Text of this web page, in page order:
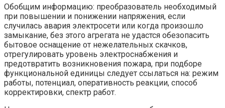
Обобщим информацию: преобразователь необходимый
при повышении и понижении напряжения, если
случилась авария электросети или когда произошло
замыкание, без этого агрегата не удастся обезопасить
бытовое оснащение от нежелательных скачков,
отрегулировать уровень электроснабжения и
предотвратить возникновения пожара, при подборе
функциональной единицы следует ссылаться на: режим
работы, потенциал, оперативность реакции, способ
корректировки, спектр работ.